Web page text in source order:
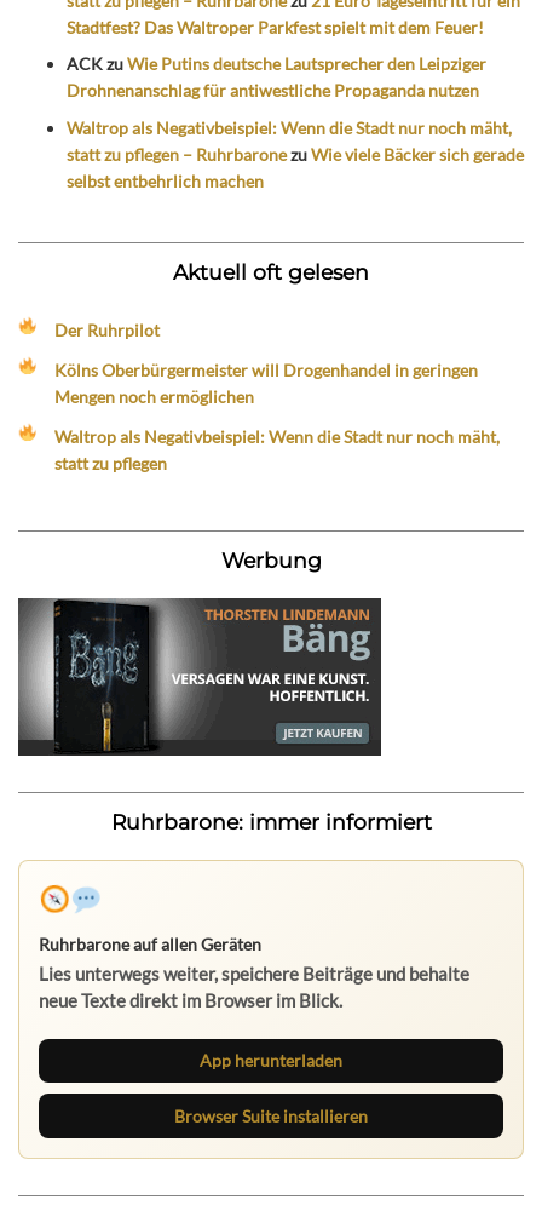
Stadtfest? Das Waltroper Parkfest spielt mit dem Feuer!
ACKzuWie Putins deutsche Lautsprecher den Leipziger
Drohnenanschlag für antiwestliche Propaganda nutzen
Waltrop als Negativbeispiel: Wenn die Stadt nur noch mäht,
statt zu pflegen – RuhrbaronezuWie viele Bäcker sich gerade
selbst entbehrlich machen
Aktuell oft gelesen
Der Ruhrpilot
Kölns Oberbürgermeister will Drogenhandel in geringen
Mengen noch ermöglichen
Waltrop als Negativbeispiel: Wenn die Stadt nur noch mäht,
statt zu pflegen
Werbung
Ruhrbarone: immer informiert
Ruhrbarone auf allen Geräten
Lies unterwegs weiter, speichere Beiträge und behalte
neue Texte direkt im Browser im Blick.
App herunterladen
Browser Suite installieren